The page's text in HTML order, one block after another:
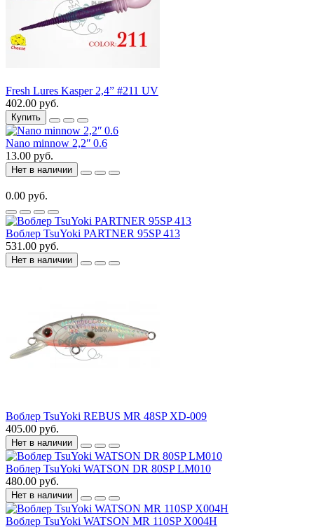
Fresh Lures Kasper 2,4” #211 UV
402.00 руб.
Купить
Nano minnow 2,2ʺ 0.6
13.00 руб.
Нет в наличии
0.00 руб.
Воблер TsuYoki PARTNER 95SP 413
531.00 руб.
Нет в наличии
Воблер TsuYoki REBUS MR 48SP XD-009
405.00 руб.
Нет в наличии
Воблер TsuYoki WATSON DR 80SP LM010
480.00 руб.
Нет в наличии
Воблер TsuYoki WATSON MR 110SP X004H